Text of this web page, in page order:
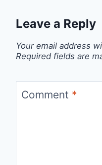
Leave a Reply
Your email address
Required fields are
Comment *